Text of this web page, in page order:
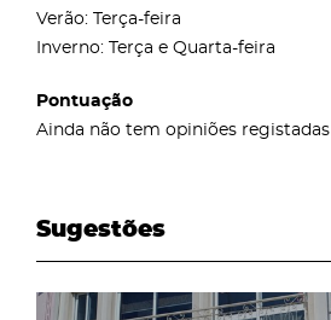
Verão: Terça-feira
Inverno: Terça e Quarta-feira
Pontuação
Ainda não tem opiniões registadas
Sugestões
page